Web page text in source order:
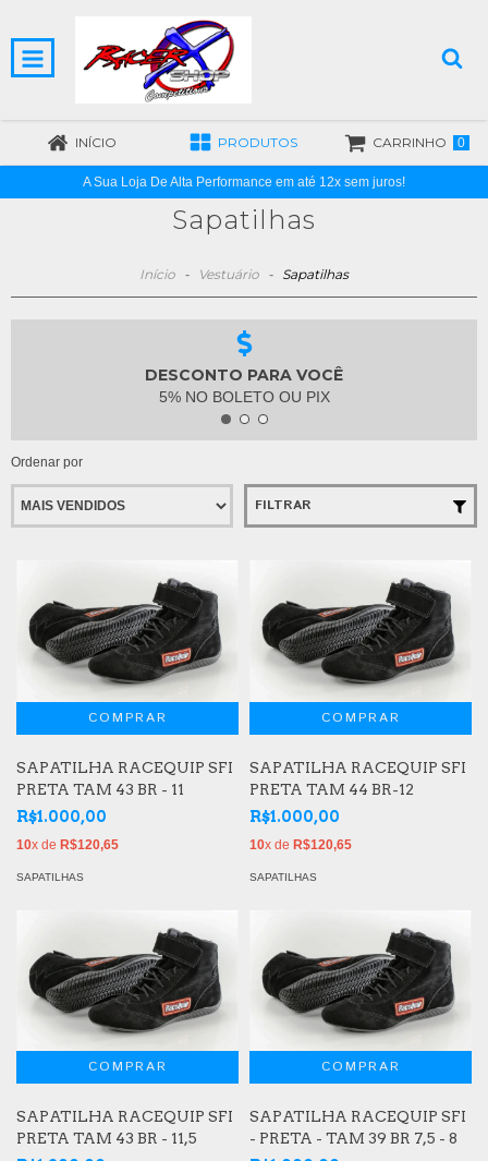
INÍCIO PRODUTOS CARRINHO 0
A Sua Loja De Alta Performance em até 12x sem juros!
Sapatilhas
Início - Vestuário - Sapatilhas
DESCONTO PARA VOCÊ
5% NO BOLETO OU PIX
Ordenar por
FILTRAR
SAPATILHA RACEQUIP SFI
PRETA TAM 43 BR - 11
R$1.000,00
10x de R$120,65
SAPATILHAS
SAPATILHA RACEQUIP SFI
PRETA TAM 44 BR-12
R$1.000,00
10x de R$120,65
SAPATILHAS
SAPATILHA RACEQUIP SFI
PRETA TAM 43 BR - 11,5
SAPATILHA RACEQUIP SFI
- PRETA - TAM 39 BR 7,5 - 8